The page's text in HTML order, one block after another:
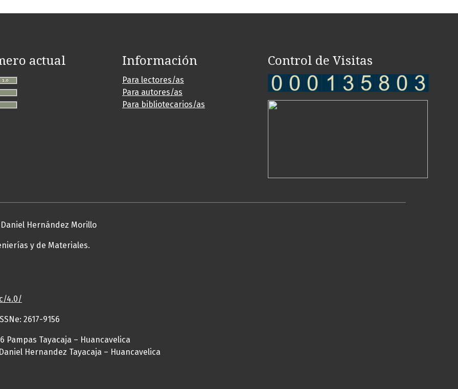
actual Información
Para lectores/as
Para autores/as
Para bibliotecarios/as
Control de Visitas
Hernández Morillo
y de Materiales.
4.0/
2617-9156
Pampas Tayacaja – Huancavelica
Hernandez Tayacaja – Huancavelica